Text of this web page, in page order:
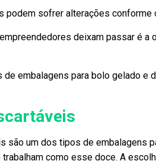
podem sofrer alterações conforme
deixam passar é a
de embalagens para bolo gelado e
são um dos tipos de embalagens
como esse doce. A